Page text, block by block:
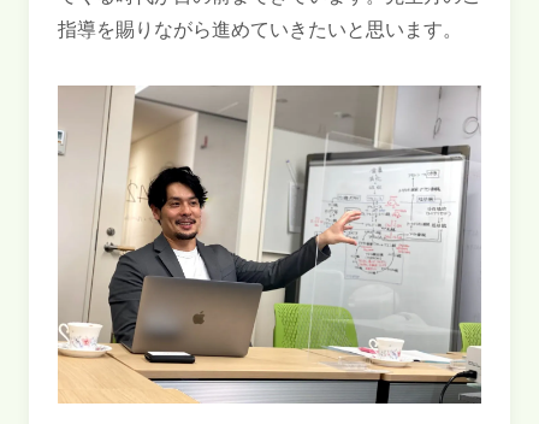
指導を賜りながら進めていきたいと思います。